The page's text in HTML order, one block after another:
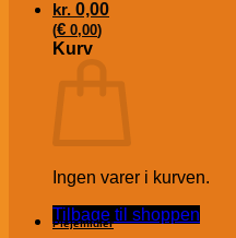
kr. 0,00
(€ 0,00)
Kurv
Ingen varer i kurven.
Tilbage til shoppen
Plejemidler